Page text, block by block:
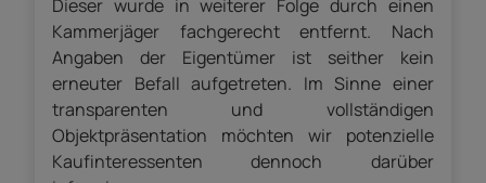
Dieser wurde in weiterer Folge durch einen
Kammerjäger fachgerecht entfernt. Nach
Angaben der Eigentümer ist seither kein
erneuter Befall aufgetreten. Im Sinne einer
transparenten und vollständigen
Objektpräsentation möchten wir potenzielle
Kaufinteressenten dennoch darüber